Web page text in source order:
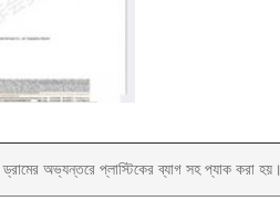
অভ্যন্তরে প্লাস্টিকের ব্যাগ সহ প্যাক করা হয়।